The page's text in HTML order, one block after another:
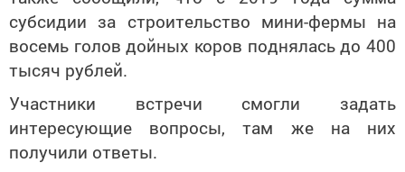
субсидии за строительство мини-фермы на
восемь голов дойных коров поднялась до 400
тысяч рублей.
Участники встречи смогли задать
интересующие вопросы, там же на них
получили ответы.